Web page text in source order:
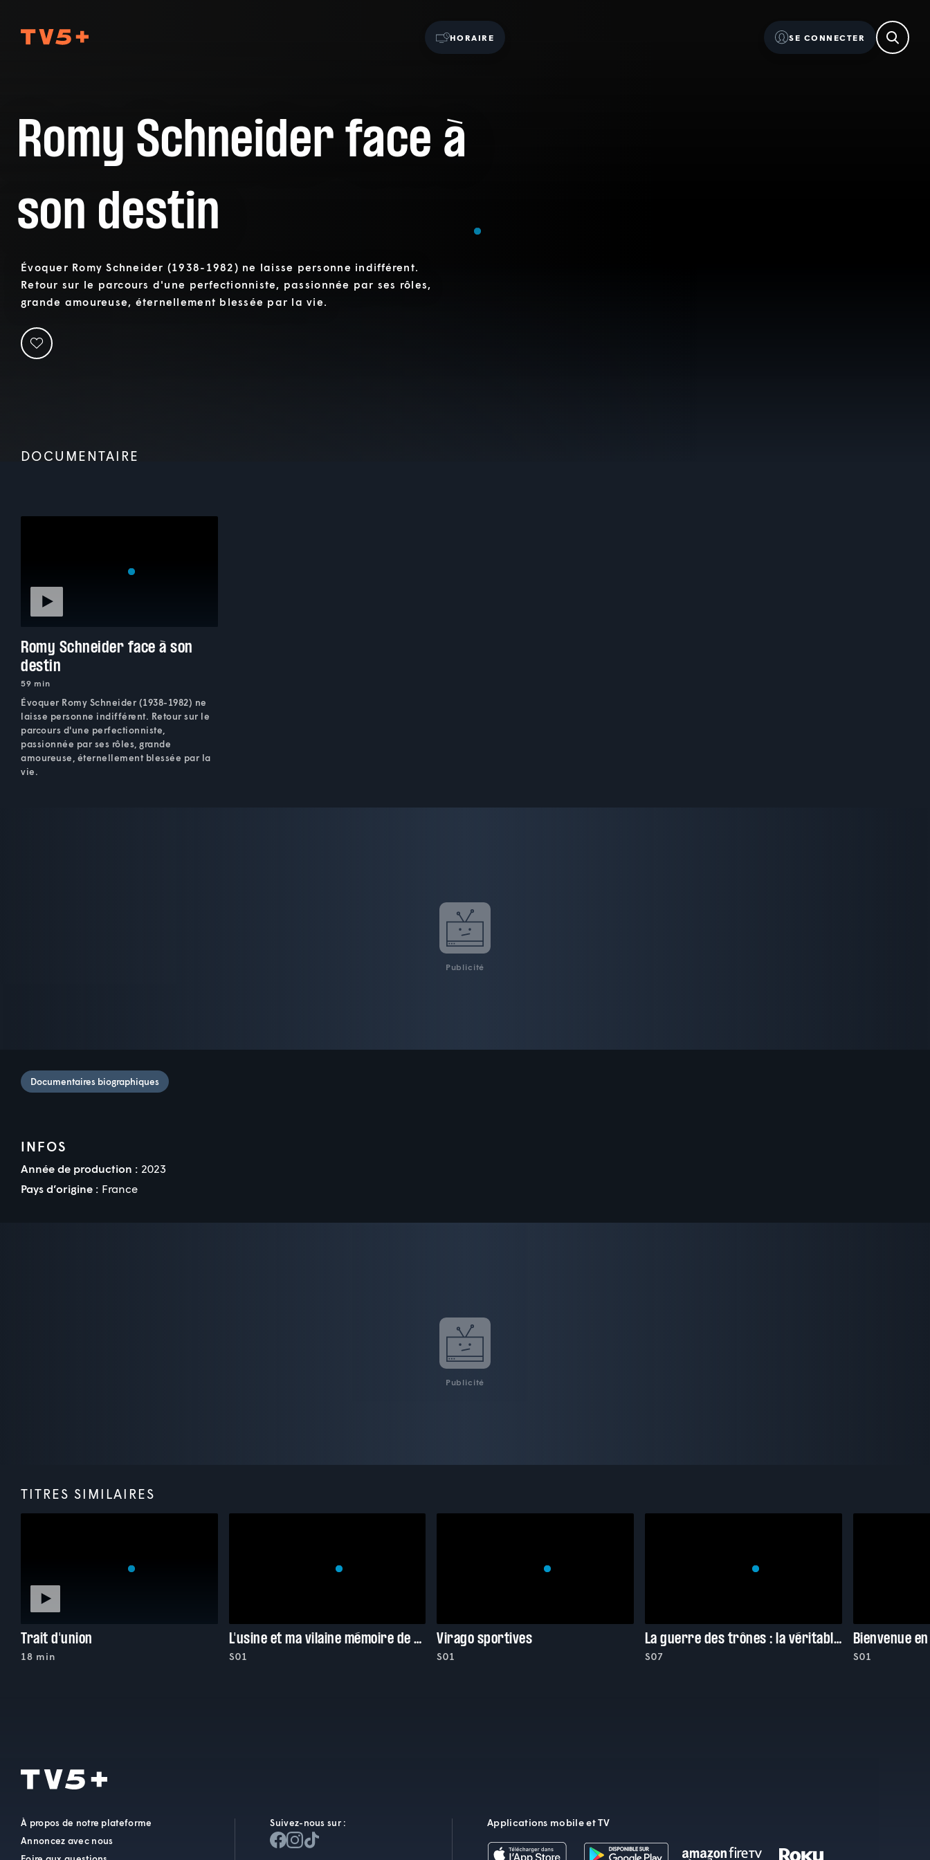
HORAIRE SE CONNECTER
Romy Schneider face à
son destin
Évoquer Romy Schneider (1938-1982) ne laisse personne indifférent.
Retour sur le parcours d'une perfectionniste, passionnée par ses rôles,
grande amoureuse, éternellement blessée par la vie.
DOCUMENTAIRE
Romy Schneider face à son
destin
59 min
Évoquer Romy Schneider (1938-1982) ne
laisse personne indifférent. Retour sur le
parcours d'une perfectionniste,
passionnée par ses rôles, grande
amoureuse, éternellement blessée par la
vie.
Publicité
Documentaires biographiques
INFOS
Année de production : 2023
Pays d’origine : France
Publicité
TITRES SIMILAIRES
Trait d'union
18 min
L'usine et ma vilaine mémoire de 9 ans
S01
Virago sportives
S01
La guerre des trônes : la véritable histoire de l'Europe
S07
Bienvenue
S01
À propos de notre plateforme
Annoncez avec nous
Suivez-nous sur : Applications mobile et TV